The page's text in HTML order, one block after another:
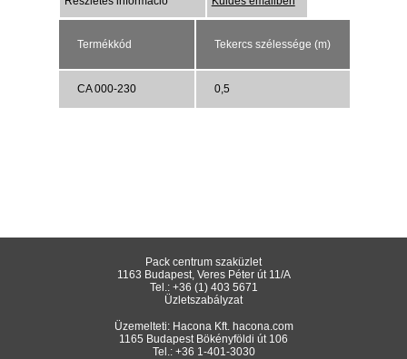
Termékkód Tekercs szélessége (m)
CA 000-230 0,5
Pack centrum szaküzlet
1163 Budapest, Veres Péter út 11/A
Tel.: +36 (1) 403 5671
Üzletszabályzat
Üzemelteti: Hacona Kft. hacona.com
1165 Budapest Bökényföldi út 106
Tel.: +36 1-401-3030